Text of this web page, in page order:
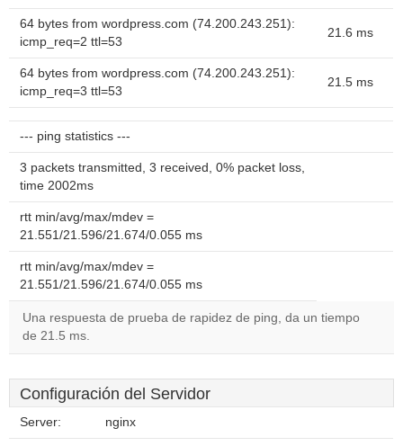
64 bytes from wordpress.com (74.200.243.251):
icmp_req=2 ttl=53
21.6 ms
64 bytes from wordpress.com (74.200.243.251):
icmp_req=3 ttl=53
21.5 ms
--- ping statistics ---
3 packets transmitted, 3 received, 0% packet loss,
time 2002ms
rtt min/avg/max/mdev =
21.551/21.596/21.674/0.055 ms
rtt min/avg/max/mdev =
21.551/21.596/21.674/0.055 ms
Una respuesta de prueba de rapidez de ping, da un tiempo
de 21.5 ms.
Configuración del Servidor
Server: nginx